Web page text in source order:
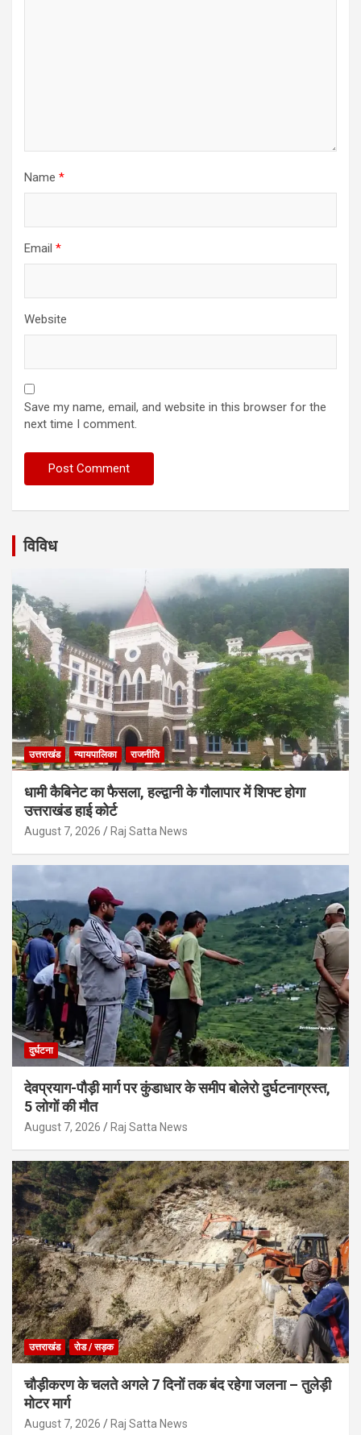
Name *
Email *
Website
Save my name, email, and website in this browser for the
next time I comment.
विविध
उत्तराखंड न्यायपालिका राजनीति
धामी कैबिनेट का फैसला, हल्द्वानी के गौलापार में शिफ्ट होगा
उत्तराखंड हाई कोर्ट
August 7, 2026 Raj Satta News
दुर्घटना
देवप्रयाग-पौड़ी मार्ग पर कुंडाधार के समीप बोलेरो दुर्घटनाग्रस्त,
5 लोगों की मौत
August 7, 2026 Raj Satta News
उत्तराखंड रोड / सड़क
चौड़ीकरण के चलते अगले 7 दिनों तक बंद रहेगा जलना – तुलेड़ी
मोटर मार्ग
August 7, 2026 Raj Satta News